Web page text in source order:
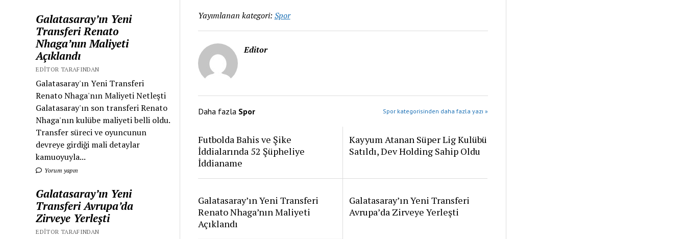
Galatasaray’ın Yeni
Transferi Renato
Nhaga’nın Maliyeti
Açıklandı
EDITOR TARAFINDAN
Galatasaray'ın Yeni Transferi
Renato Nhaga'nın Maliyeti Netleşti
Galatasaray'ın son transferi Renato
Nhaga'nın kulübe maliyeti belli oldu.
Transfer süreci ve oyuncunun
devreye girdiği mali detaylar
kamuoyuyla...
Yorum yapın
Galatasaray’ın Yeni
Transferi Avrupa’da
Zirveye Yerleşti
EDITOR TARAFINDAN
Yayımlanan kategori: Spor
Editor
Daha fazla Spor Spor kategorisinden daha fazla yazı »
Futbolda Bahis ve Şike
İddialarında 52 Şüpheliye
İddianame
Kayyum Atanan Süper Lig Kulübü
Satıldı, Dev Holding Sahip Oldu
Galatasaray’ın Yeni Transferi
Renato Nhaga’nın Maliyeti
Açıklandı
Galatasaray’ın Yeni Transferi
Avrupa’da Zirveye Yerleşti